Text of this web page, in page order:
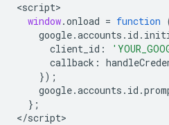
<script
window.onload = function
google.accounts . id .
client_id :
callback :
});
google.accounts . id .
};
</script